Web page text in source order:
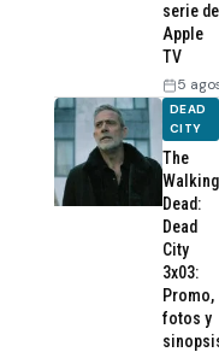
serie de
Apple
TV
5
DEAD
CITY
The
Walking
Dead:
Dead
City
3x03:
Promo,
fotos y